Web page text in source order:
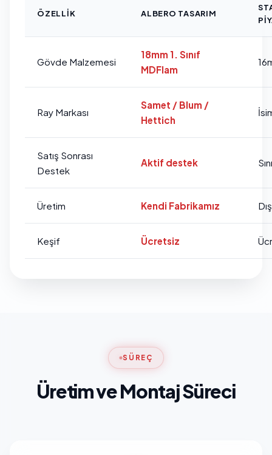
ÖZELLIK ALBERO TASARIM
Gövde Malzemesi
18mm 1. Sınıf
MDFlam
Ray Markası
Samet / Blum /
Hettich
Satış Sonrası
Destek
Aktif destek
Üretim Kendi Fabrikamız
Keşif Ücretsiz
SÜREÇ
Üretim ve Montaj Süreci